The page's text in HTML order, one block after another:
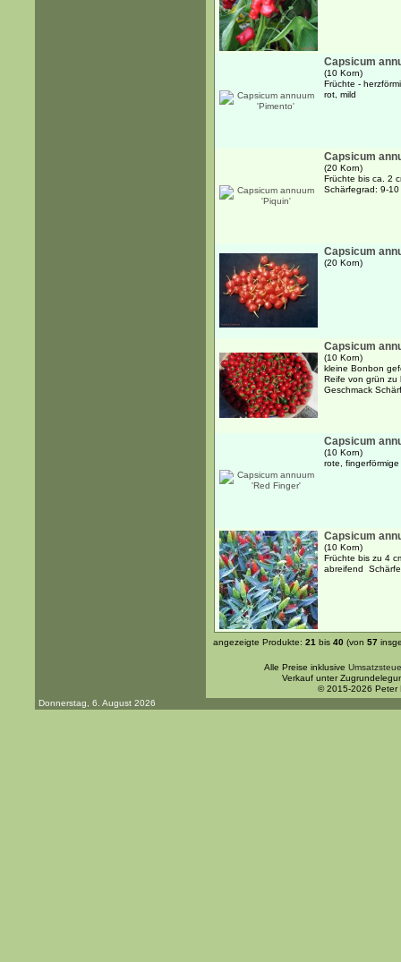
Capsicum
(10 Korn)
Früchte -
rot, mild
Capsicum
(20 Korn)
Früchte bis ca. 2
Schärfegrad: 9-10
Capsicum
(20 Korn)
Capsicum
(10 Korn)
kleine Bonbon
Reife von grün zu
Geschmack
Capsicum
(10 Korn)
rote,
Capsicum
(10 Korn)
Früchte bis zu 4
abreifend
angezeigte Produkte: 21 bis 40 (von 57
Alle Preise inklusive
Verkauf unter
© 2015-2026 Peter
Donnerstag, 6. August 2026